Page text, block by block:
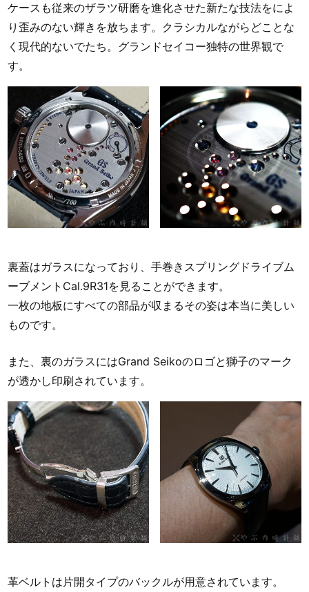
ケースも従来のザラツ研磨を進化させた新たな技法をによ
り歪みのない輝きを放ちます。クラシカルながらどことな
く現代的ないでたち。グランドセイコー独特の世界観で
す。
裏蓋はガラスになっており、手巻きスプリングドライブム
ーブメントCal.9R31を見ることができます。
一枚の地板にすべての部品が収まるその姿は本当に美しい
ものです。
また、裏のガラスにはGrand Seikoのロゴと獅子のマーク
が透かし印刷されています。
革ベルトは片開タイプのバックルが用意されています。